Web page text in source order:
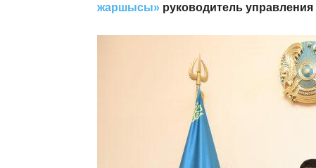
жаршысы» руководитель